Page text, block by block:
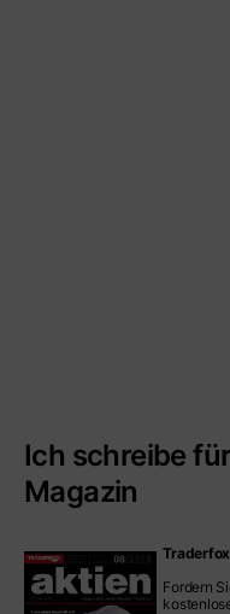
Ich schreibe
Magazin
Traderfox
Fordern